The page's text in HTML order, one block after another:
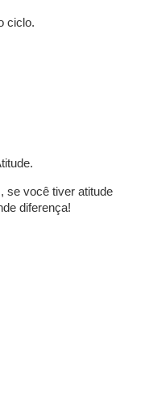
ciclo.
se você tiver atitude
diferença!